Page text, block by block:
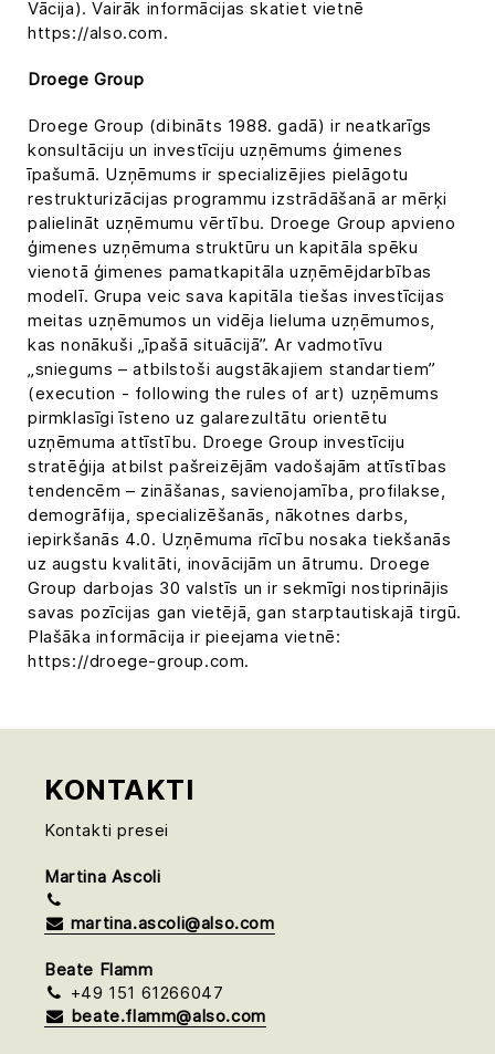
Vācija). Vairāk informācijas skatiet vietnē
https://also.com.
Droege Group
Droege Group (dibināts 1988. gadā) ir neatkarīgs
konsultāciju un investīciju uzņēmums ģimenes
īpašumā. Uzņēmums ir specializējies pielāgotu
restrukturizācijas programmu izstrādāšanā ar mērķi
palielināt uzņēmumu vērtību. Droege Group apvieno
ģimenes uzņēmuma struktūru un kapitāla spēku
vienotā ģimenes pamatkapitāla uzņēmējdarbības
modelī. Grupa veic sava kapitāla tiešas investīcijas
meitas uzņēmumos un vidēja lieluma uzņēmumos,
kas nonākuši „īpašā situācijā”. Ar vadmotīvu
„sniegums – atbilstoši augstākajiem standartiem”
(execution - following the rules of art) uzņēmums
pirmklasīgi īsteno uz galarezultātu orientētu
uzņēmuma attīstību. Droege Group investīciju
stratēģija atbilst pašreizējām vadošajām attīstības
tendencēm – zināšanas, savienojamība, profilakse,
demogrāfija, specializēšanās, nākotnes darbs,
iepirkšanās 4.0. Uzņēmuma rīcību nosaka tiekšanās
uz augstu kvalitāti, inovācijām un ātrumu. Droege
Group darbojas 30 valstīs un ir sekmīgi nostiprinājis
savas pozīcijas gan vietējā, gan starptautiskajā tirgū.
Plašāka informācija ir pieejama vietnē:
https://droege-group.com.
KONTAKTI
Kontakti presei
Martina Ascoli
martina.ascoli@also.com
Beate Flamm
+49 151 61266047
beate.flamm@also.com